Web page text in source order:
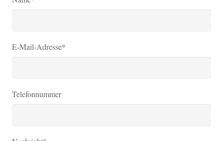
E-Mail-Adresse*
Telefonnummer